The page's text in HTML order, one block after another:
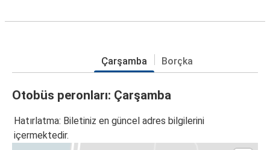
Çarşamba Borçka
Otobüs peronları: Çarşamba
Hatırlatma: Biletiniz en güncel adres bilgilerini
içermektedir.